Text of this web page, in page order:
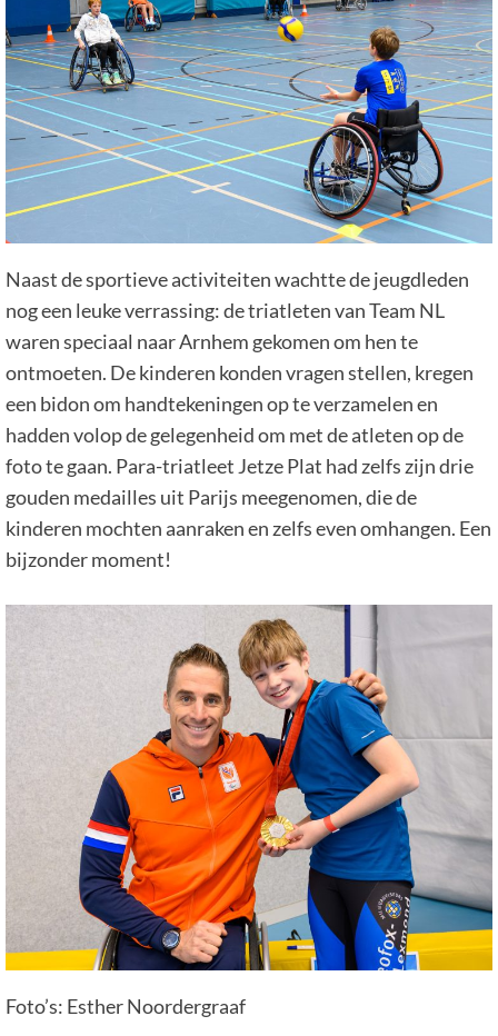
Naast de sportieve activiteiten wachtte de jeugdleden
nog een leuke verrassing: de triatleten van Team NL
waren speciaal naar Arnhem gekomen om hen te
ontmoeten. De kinderen konden vragen stellen, kregen
een bidon om handtekeningen op te verzamelen en
hadden volop de gelegenheid om met de atleten op de
foto te gaan. Para-triatleet Jetze Plat had zelfs zijn drie
gouden medailles uit Parijs meegenomen, die de
kinderen mochten aanraken en zelfs even omhangen. Een
bijzonder moment!
Foto’s: Esther Noordergraaf